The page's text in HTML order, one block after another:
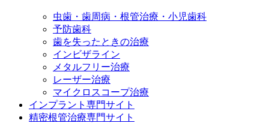
虫歯・歯周病・根管治療・小児歯科
予防歯科
歯を失ったときの治療
インビザライン
メタルフリー治療
レーザー治療
マイクロスコープ治療
インプラント専門サイト
精密根管治療専門サイト